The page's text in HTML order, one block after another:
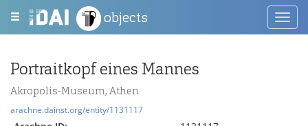
objects
Portraitkopf eines Mannes
Akropolis-Museum, Athen
arachne.dainst.org/entity/1131117